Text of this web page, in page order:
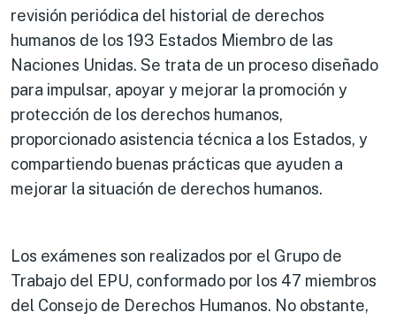
revisión periódica del historial de derechos
humanos de los 193 Estados Miembro de las
Naciones Unidas. Se trata de un proceso diseñado
para impulsar, apoyar y mejorar la promoción y
protección de los derechos humanos,
proporcionado asistencia técnica a los Estados, y
compartiendo buenas prácticas que ayuden a
mejorar la situación de derechos humanos.
Los exámenes son realizados por el Grupo de
Trabajo del EPU, conformado por los 47 miembros
del Consejo de Derechos Humanos. No obstante,